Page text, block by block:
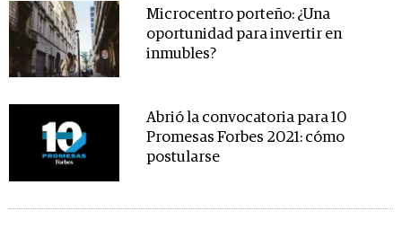
Microcentro porteño: ¿Una
oportunidad para invertir en
inmubles?
Abrió la convocatoria para 10
Promesas Forbes 2021: cómo
postularse